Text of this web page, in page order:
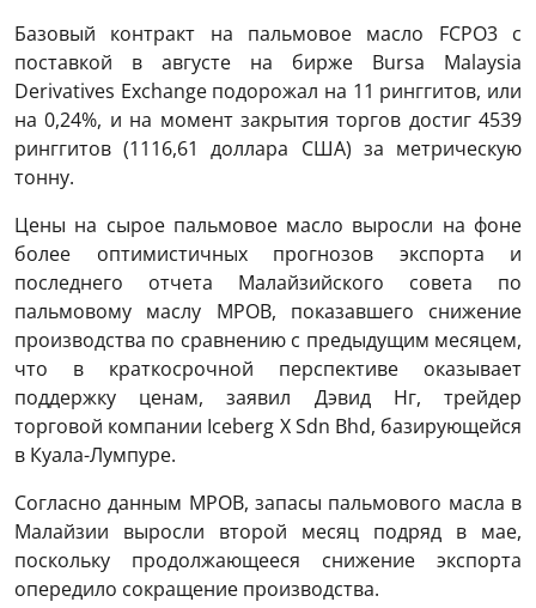
Базовый контракт на пальмовое масло FCPO3 с
поставкой в ​​августе на бирже Bursa Malaysia
Derivatives Exchange подорожал на 11 ринггитов, или
на 0,24%, и на момент закрытия торгов достиг 4539
ринггитов (1116,61 доллара США) за метрическую
тонну.
Цены на сырое пальмовое масло выросли на фоне
более оптимистичных прогнозов экспорта и
последнего отчета Малайзийского совета по
пальмовому маслу MPOB, показавшего снижение
производства по сравнению с предыдущим месяцем,
что в краткосрочной перспективе оказывает
поддержку ценам, заявил Дэвид Нг, трейдер
торговой компании Iceberg X Sdn Bhd, базирующейся
в Куала-Лумпуре.
Согласно данным MPOB, запасы пальмового масла в
Малайзии выросли второй месяц подряд в мае,
поскольку продолжающееся снижение экспорта
опередило сокращение производства.